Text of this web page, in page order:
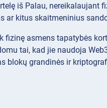
iš Palau, nereikalaujant
ar kitus skaitmeninius
fizinę asmens tapatybės
tai, kad jie naudoja
blokų grandinės ir